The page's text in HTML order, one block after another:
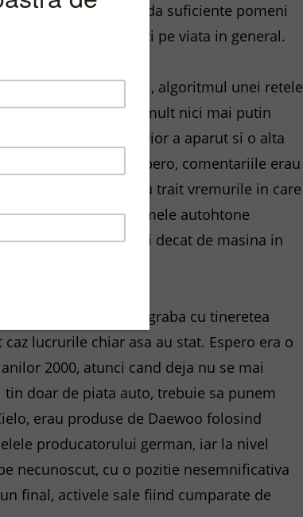
statul nu acorda suficiente pomeni
care sunt suparati pe viata in general.
nemultumiti, algoritmul unei retele
de, nici mai mult nici mai putin
acelei postari, ulterior a aparut si o alta
Revenind la Espero, comentariile erau
pentru cei care au trait vremurile in care
cu autoturismele autohtone
de caruta pe steroizi decat de masina in
are legatura mai degraba cu tineretea
lucrurile chiar asa au stat. Espero era o
2000, atunci cand deja nu se mai
doar de piata auto, trebuie sa punem
erau produse de Daewoo folosind
producatorului german, iar la nivel
necunoscut, cu o pozitie nesemnificativa
final, activele sale fiind cumparate de